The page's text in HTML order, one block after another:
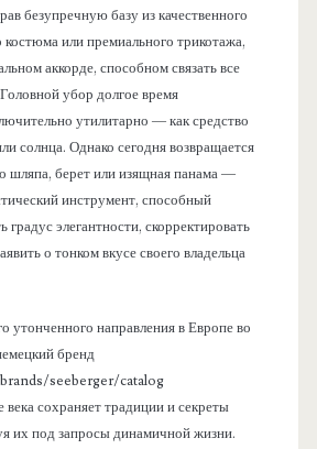
безупречную базу из качественного
костюма или премиального трикотажа,
аккорде, способном связать все
убор долгое время
утилитарно — как средство
солнца. Однако сегодня возвращается
шляпа, берет или изящная панама —
инструмент, способный
градус элегантности, скорректировать
о тонком вкусе своего владельца
утонченного направления в Европе во
бренд
seeberger/catalog
сохраняет традиции и секреты
их под запросы динамичной жизни.